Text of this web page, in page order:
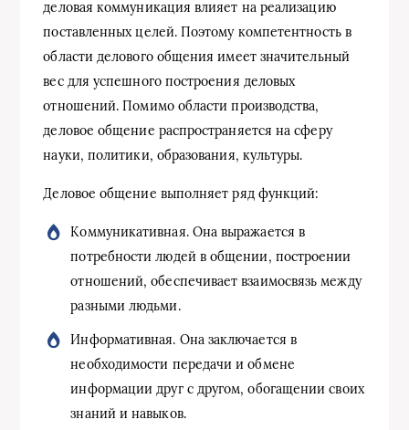
деловая коммуникация влияет на реализацию
поставленных целей. Поэтому компетентность в
области делового общения имеет значительный
вес для успешного построения деловых
отношений. Помимо области производства,
деловое общение распространяется на сферу
науки, политики, образования, культуры.
Деловое общение выполняет ряд функций:
Коммуникативная. Она выражается в
потребности людей в общении, построении
отношений, обеспечивает взаимосвязь между
разными людьми.
Информативная. Она заключается в
необходимости передачи и обмене
информации друг с другом, обогащении своих
знаний и навыков.